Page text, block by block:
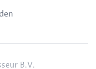
B.V.